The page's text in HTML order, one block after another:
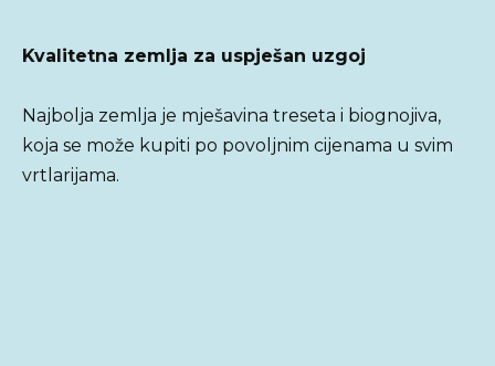
Kvalitetna zemlja za uspješan uzgoj
Najbolja zemlja je mješavina treseta i biognojiva,
koja se može kupiti po povoljnim cijenama u svim
vrtlarijama.